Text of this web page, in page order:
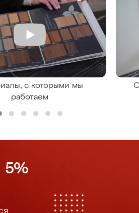
с которыми мы
работаем